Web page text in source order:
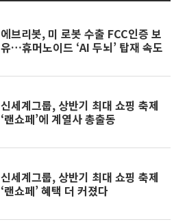
에브리봇, 미 로봇 수출 FCC인증 보
유…휴머노이드 ‘AI 두뇌’ 탑재 속도
신세계그룹, 상반기 최대 쇼핑 축제
‘랜쇼페’에 계열사 총출동
신세계그룹, 상반기 최대 쇼핑 축제
‘랜쇼페’ 혜택 더 커졌다